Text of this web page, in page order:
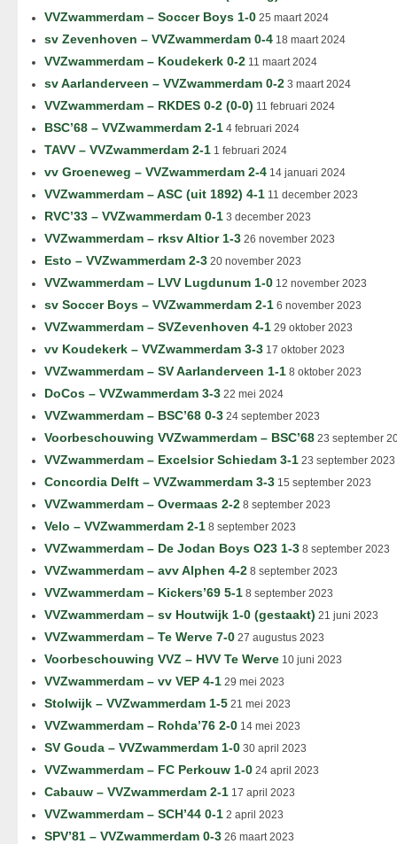
VVZwammerdam – Soccer Boys 1-0 25 maart 2024
sv Zevenhoven – VVZwammerdam 0-4 18 maart 2024
VVZwammerdam – Koudekerk 0-2 11 maart 2024
sv Aarlanderveen – VVZwammerdam 0-2 3 maart 2024
VVZwammerdam – RKDES 0-2 (0-0) 11 februari 2024
BSC’68 – VVZwammerdam 2-1 4 februari 2024
TAVV – VVZwammerdam 2-1 1 februari 2024
vv Groeneweg – VVZwammerdam 2-4 14 januari 2024
VVZwammerdam – ASC (uit 1892) 4-1 11 december 2023
RVC’33 – VVZwammerdam 0-1 3 december 2023
VVZwammerdam – rksv Altior 1-3 26 november 2023
Esto – VVZwammerdam 2-3 20 november 2023
VVZwammerdam – LVV Lugdunum 1-0 12 november 2023
sv Soccer Boys – VVZwammerdam 2-1 6 november 2023
VVZwammerdam – SVZevenhoven 4-1 29 oktober 2023
vv Koudekerk – VVZwammerdam 3-3 17 oktober 2023
VVZwammerdam – SV Aarlanderveen 1-1 8 oktober 2023
DoCos – VVZwammerdam 3-3 22 mei 2024
VVZwammerdam – BSC’68 0-3 24 september 2023
Voorbeschouwing VVZwammerdam – BSC’68 23 september
VVZwammerdam – Excelsior Schiedam 3-1 23 september 2023
Concordia Delft – VVZwammerdam 3-3 15 september 2023
VVZwammerdam – Overmaas 2-2 8 september 2023
Velo – VVZwammerdam 2-1 8 september 2023
VVZwammerdam – De Jodan Boys O23 1-3 8 september 2023
VVZwammerdam – avv Alphen 4-2 8 september 2023
VVZwammerdam – Kickers’69 5-1 8 september 2023
VVZwammerdam – sv Houtwijk 1-0 (gestaakt) 21 juni 2023
VVZwammerdam – Te Werve 7-0 27 augustus 2023
Voorbeschouwing VVZ – HVV Te Werve 10 juni 2023
VVZwammerdam – vv VEP 4-1 29 mei 2023
Stolwijk – VVZwammerdam 1-5 21 mei 2023
VVZwammerdam – Rohda’76 2-0 14 mei 2023
SV Gouda – VVZwammerdam 1-0 30 april 2023
VVZwammerdam – FC Perkouw 1-0 24 april 2023
Cabauw – VVZwammerdam 2-1 17 april 2023
VVZwammerdam – SCH’44 0-1 2 april 2023
SPV’81 – VVZwammerdam 0-3 26 maart 2023